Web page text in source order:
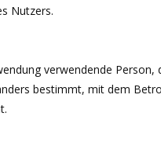
Nutzers.
verwendende Person,
bestimmt, mit dem